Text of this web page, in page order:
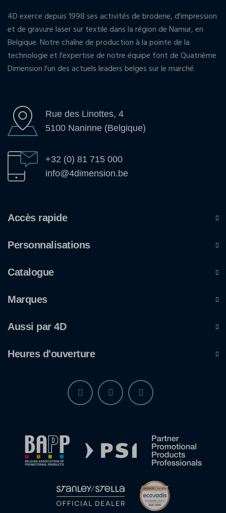
4D exerce depuis 1998 ses activités de broderie, d'impression
et de gravure laser sur textile dans la région de Namur, en
Belgique. Notre chaîne de production à la pointe de la
technologie et l'expertise de notre équipe font de Quatrième
Dimension l'un des actuels leaders belges sur le marché.
Rue des Linottes, 4
5100 Naninne (Belgique)
+32 (0) 81 715 000
info@4dimension.be
Accès rapide
Personnalisations
Catalogue
Marques
Aussi par 4D
Heures d'ouverture